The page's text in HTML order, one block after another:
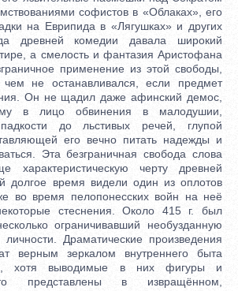
софистов в «Облаках», его
на Еврипида в «Лягушках» и других
древней комедии давала широкий
а смелость и фантазия Аристофана
применение из этой свободы,
не останавливался, если предмет
Он не щадил даже афинский демос,
в лицо обвинения в малодушии,
до льстивых речей, глупой
его вечно питать надежды и
Эта безграничная свобода слова
характеристическую черту древней
долгое время видели один из оплотов
во время пелопонесских войн на неё
стеснения. Около 415 г. был
ограничивавший необузданную
Драматические произведения
верным зеркалом внутреннего быта
хотя выводимые в них фигуры и
представлены в извращённом,